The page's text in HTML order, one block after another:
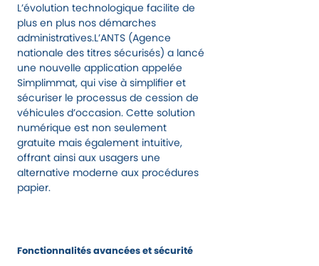
L’évolution technologique facilite de
plus en plus nos démarches
administratives.L’ANTS (Agence
nationale des titres sécurisés) a lancé
une nouvelle application appelée
Simplimmat, qui vise à simplifier et
sécuriser le processus de cession de
véhicules d’occasion. Cette solution
numérique est non seulement
gratuite mais également intuitive,
offrant ainsi aux usagers une
alternative moderne aux procédures
papier.
Fonctionnalités avancées et sécurité